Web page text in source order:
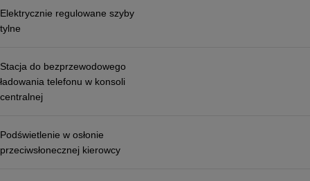
Elektrycznie regulowane szyby
tylne
Stacja do bezprzewodowego
ładowania telefonu w konsoli
centralnej
Podświetlenie w osłonie
przeciwsłonecznej kierowcy